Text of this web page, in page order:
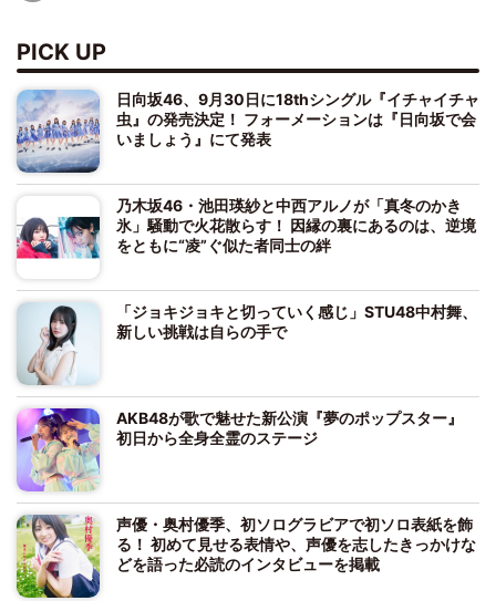
PICK UP
日向坂46、9月30日に18thシングル『イチャイチャ
虫』の発売決定！ フォーメーションは『日向坂で会
いましょう』にて発表
乃木坂46・池田瑛紗と中西アルノが「真冬のかき
氷」騒動で火花散らす！ 因縁の裏にあるのは、逆境
をともに“凌”ぐ似た者同士の絆
「ジョキジョキと切っていく感じ」STU48中村舞、
新しい挑戦は自らの手で
AKB48が歌で魅せた新公演『夢のポップスター』
初日から全身全霊のステージ
声優・奥村優季、初ソログラビアで初ソロ表紙を飾
る！ 初めて見せる表情や、声優を志したきっかけな
どを語った必読のインタビューを掲載